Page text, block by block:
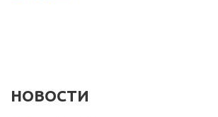
НОВОСТИ